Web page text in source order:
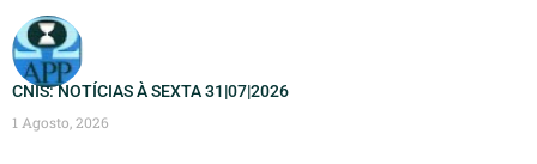
CNIS: NOTÍCIAS À SEXTA 31|07|2026
1 Agosto, 2026